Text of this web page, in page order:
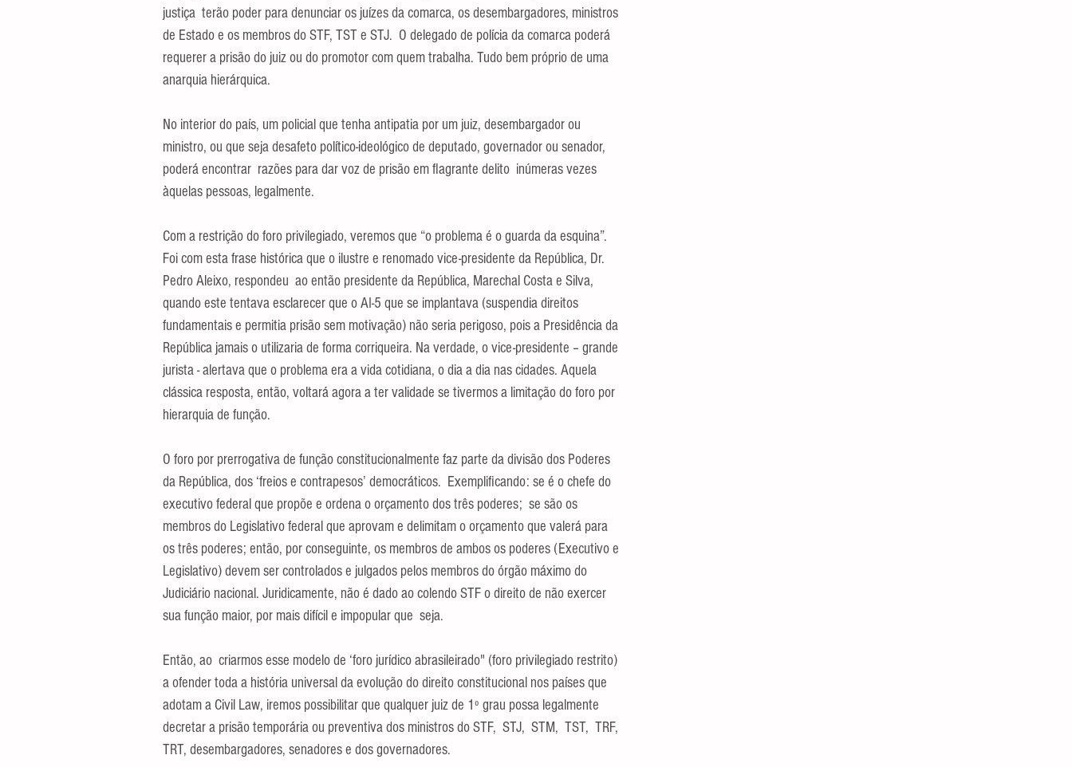
justiça  terão poder para denunciar os juízes da comarca, os desembargadores, ministros
de Estado e os membros do STF, TST e STJ.  O delegado de polícia da comarca poderá
requerer a prisão do juiz ou do promotor com quem trabalha. Tudo bem próprio de uma
anarquia hierárquica.
No interior do país, um policial que tenha antipatia por um juiz, desembargador ou
ministro, ou que seja desafeto político-ideológico de deputado, governador ou senador,
poderá encontrar  razões para dar voz de prisão em flagrante delito  inúmeras vezes
àquelas pessoas, legalmente.
Com a restrição do foro privilegiado, veremos que “o problema é o guarda da esquina”.
Foi com esta frase histórica que o ilustre e renomado vice-presidente da República, Dr.
Pedro Aleixo, respondeu  ao então presidente da República, Marechal Costa e Silva,
quando este tentava esclarecer que o AI-5 que se implantava (suspendia direitos
fundamentais e permitia prisão sem motivação) não seria perigoso, pois a Presidência da
República jamais o utilizaria de forma corriqueira. Na verdade, o vice-presidente – grande
jurista - alertava que o problema era a vida cotidiana, o dia a dia nas cidades. Aquela
clássica resposta, então, voltará agora a ter validade se tivermos a limitação do foro por
hierarquia de função.
O foro por prerrogativa de função constitucionalmente faz parte da divisão dos Poderes
da República, dos ‘freios e contrapesos’ democráticos.  Exemplificando: se é o chefe do
executivo federal que propõe e ordena o orçamento dos três poderes;  se são os
membros do Legislativo federal que aprovam e delimitam o orçamento que valerá para
os três poderes; então, por conseguinte, os membros de ambos os poderes (Executivo e
Legislativo) devem ser controlados e julgados pelos membros do órgão máximo do
Judiciário nacional. Juridicamente, não é dado ao colendo STF o direito de não exercer
sua função maior, por mais difícil e impopular que  seja.
Então, ao  criarmos esse modelo de ‘foro jurídico abrasileirado" (foro privilegiado restrito)
a ofender toda a história universal da evolução do direito constitucional nos países que
adotam a Civil Law, iremos possibilitar que qualquer juiz de 1º grau possa legalmente
decretar a prisão temporária ou preventiva dos ministros do STF,  STJ,  STM,  TST,  TRF,
TRT, desembargadores, senadores e dos governadores.